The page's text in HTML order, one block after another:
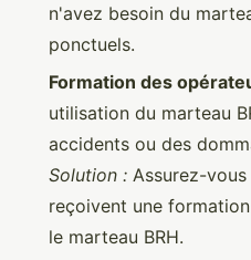
n'avez besoin du
ponctuels.
Formation des
utilisation du marteau
accidents ou des
Solution : Assurez-
reçoivent une
le marteau BRH.